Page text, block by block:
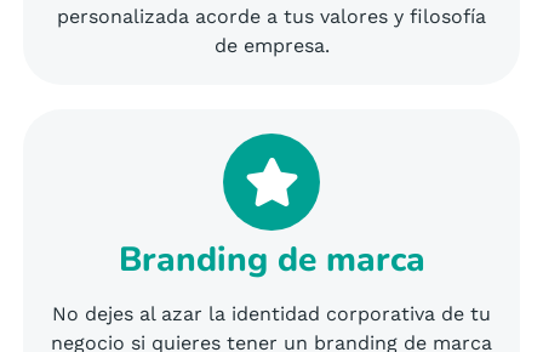
personalizada acorde a tus valores y filosofía
de empresa.
Branding de marca
No dejes al azar la identidad corporativa de tu
negocio si quieres tener un branding de marca